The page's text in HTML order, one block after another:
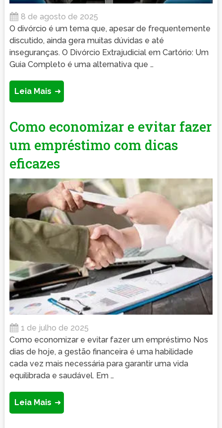
8 de agosto de 2025
O divórcio é um tema que, apesar de frequentemente
discutido, ainda gera muitas dúvidas e até
inseguranças. O Divórcio Extrajudicial em Cartório: Um
Guia Completo é uma alternativa que …
Leia Mais
Como economizar e evitar fazer
um empréstimo com dicas
eficazes
1 de julho de 2025
Como economizar e evitar fazer um empréstimo Nos
dias de hoje, a gestão financeira é uma habilidade
cada vez mais necessária para garantir uma vida
equilibrada e saudável. Em …
Leia Mais